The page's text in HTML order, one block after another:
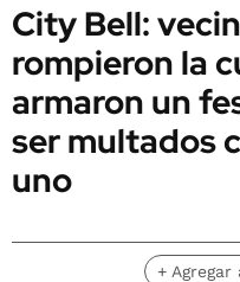
City Bell:
rompieron la
armaron un
ser multados
uno
+